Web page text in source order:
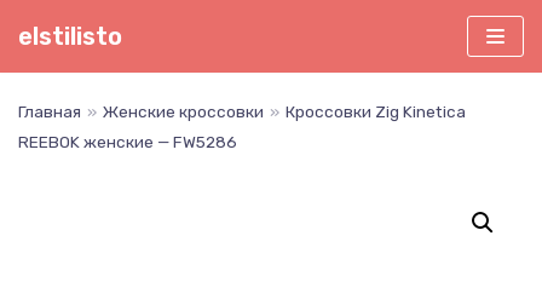
Перейти
elstilisto
Главная » Женские кроссовки » Кроссовки Zig Kinetica
REEBOK женские — FW5286